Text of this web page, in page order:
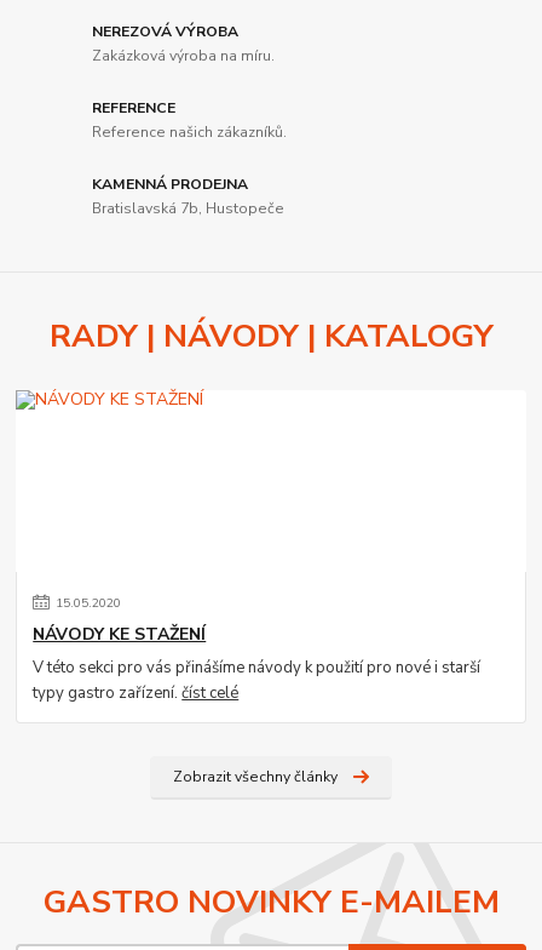
NEREZOVÁ VÝROBA
Zakázková výroba na míru.
REFERENCE
Reference našich zákazníků.
KAMENNÁ PRODEJNA
Bratislavská 7b, Hustopeče
RADY | NÁVODY | KATALOGY
15.05.2020
NÁVODY KE STAŽENÍ
V této sekci pro vás přinášíme návody k použití pro nové i starší
typy gastro zařízení.číst celé
Zobrazit všechny články
GASTRO NOVINKY E-MAILEM